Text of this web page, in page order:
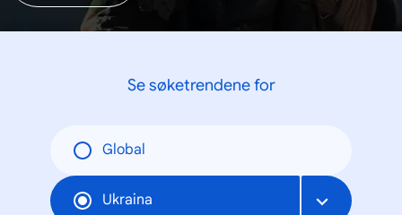
Se søketrendene for
Global
Ukraina